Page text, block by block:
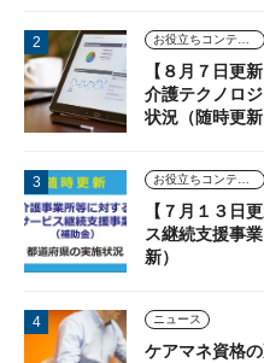
【８月７日更
介護テクノロ
状況（随時更新
【７月１３日
ス継続支援事
新）
ニュース
ケアマネ資格